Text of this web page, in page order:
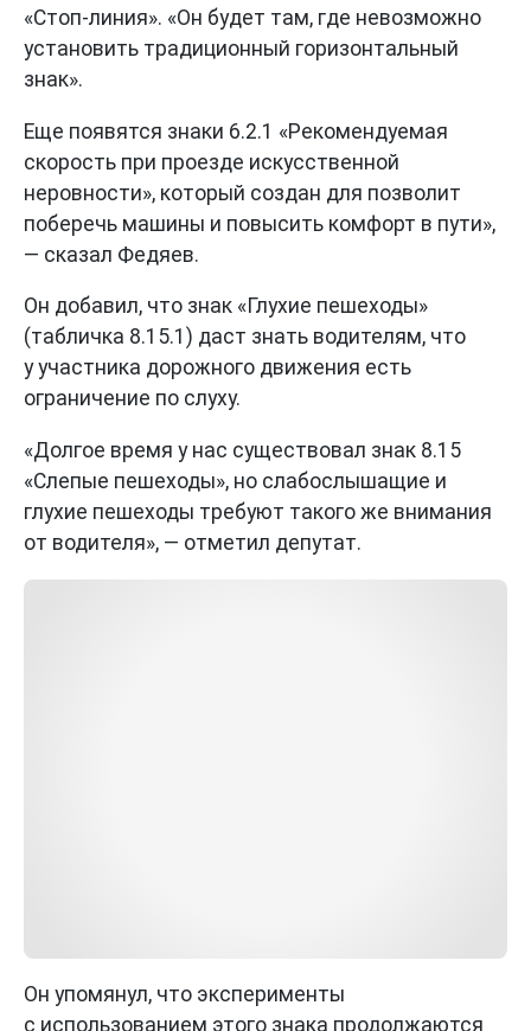
«Стоп-линия». «Он будет там, где невозможно
установить традиционный горизонтальный
знак».
Еще появятся знаки 6.2.1 «Рекомендуемая
скорость при проезде искусственной
неровности», который создан для позволит
поберечь машины и повысить комфорт в пути»,
— сказал Федяев.
Он добавил, что знак «Глухие пешеходы»
(табличка 8.15.1) даст знать водителям, что
у участника дорожного движения есть
ограничение по слуху.
«Долгое время у нас существовал знак 8.15
«Слепые пешеходы», но слабослышащие и
глухие пешеходы требуют такого же внимания
от водителя», — отметил депутат.
Он упомянул, что эксперименты
с использованием этого знака продолжаются